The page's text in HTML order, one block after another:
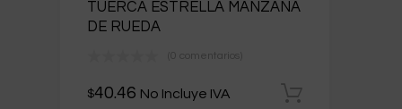
TUERCA ESTRELLA MANZANA
DE RUEDA
(0 comentarios)
$40.46 No Incluye IVA